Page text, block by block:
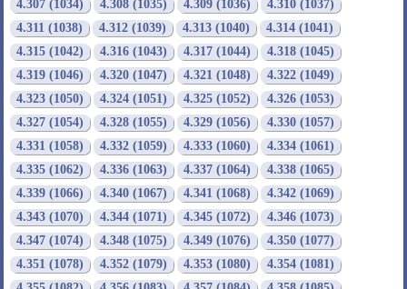
4.307 (1034)
4.308 (1035) 4.309 (1036)
4.310 (1037)
4.311 (1038)
4.312 (1039) 4.313 (1040)
4.314 (1041)
4.315 (1042)
4.316 (1043) 4.317 (1044)
4.318 (1045)
4.319 (1046)
4.320 (1047) 4.321 (1048)
4.322 (1049)
4.323 (1050)
4.324 (1051) 4.325 (1052)
4.326 (1053)
4.327 (1054)
4.328 (1055) 4.329 (1056)
4.330 (1057)
4.331 (1058)
4.332 (1059) 4.333 (1060)
4.334 (1061)
4.335 (1062)
4.336 (1063) 4.337 (1064)
4.338 (1065)
4.339 (1066)
4.340 (1067) 4.341 (1068)
4.342 (1069)
4.343 (1070)
4.344 (1071) 4.345 (1072)
4.346 (1073)
4.347 (1074)
4.348 (1075) 4.349 (1076)
4.350 (1077)
4.351 (1078)
4.352 (1079) 4.353 (1080)
4.354 (1081)